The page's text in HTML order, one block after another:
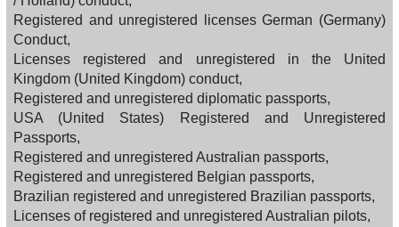
Registered and unregistered licenses German (Germany)
Conduct,
Licenses registered and unregistered in the United
Kingdom (United Kingdom) conduct,
Registered and unregistered diplomatic passports,
USA (United States) Registered and Unregistered
Passports,
Registered and unregistered Australian passports,
Registered and unregistered Belgian passports,
Brazilian registered and unregistered Brazilian passports,
Licenses of registered and unregistered Australian pilots,